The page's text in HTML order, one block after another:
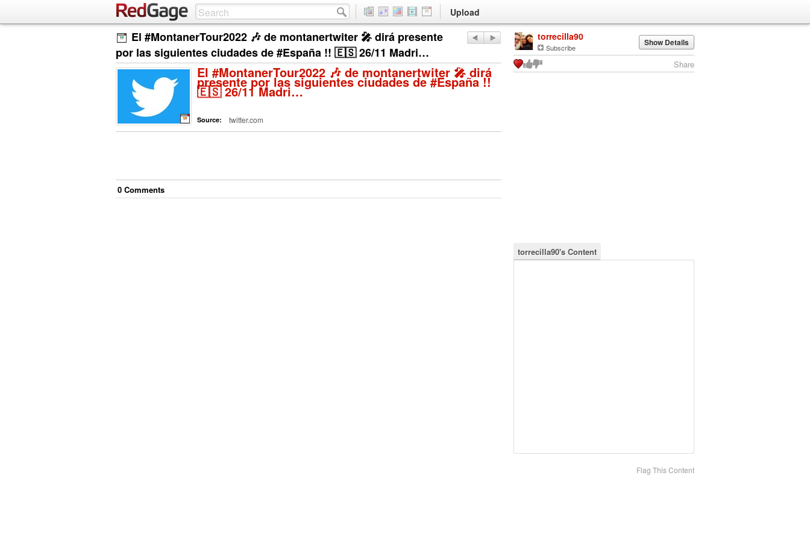
Upload
El #MontanerTour2022 🎶 de montanertwiter 🎤 dirá presente
por las siguientes ciudades de #España !! 🇪🇸 26/11 Madri…
El #MontanerTour2022 🎶 de montanertwiter 🎤 dirá
presente por las siguientes ciudades de #España !!
🇪🇸 26/11 Madri…
Source: twitter.com
0 Comments
torrecilla90
Subscribe Show Details
Share
torrecilla90's Content
Flag This Content